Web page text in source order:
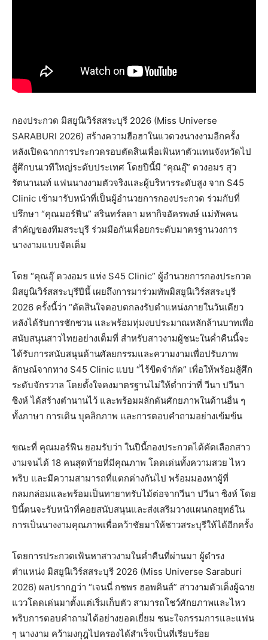
กองประกวด มิสยูนิเวิร์สสระบุรี​ 2026​ (Miss Universe
SARABURI​ 2026) สร้างความฮือฮาในแวดวงนางงามอีกครั้ง
หลังเปิดฉากการประกวดรอบตัดสินเพื่อเฟ้นหาตัวแทนจังหวัดไป
สู้ศึกบนเวทีใหญ่ระดับประเทศ โดยปีนี้มี​ “คุณอุ๊” ดวงอมร​ สุว
รัตนานนท์​ ​แฟนนางงามตัวจริงและผู้บริหารระดับสูง​ จาก S45
Clinic เข้ามารับหน้าที่เป็นผู้อำนวยการกองประกวด​ ร่วมกับที่
ปรึกษา​ “คุณมอร์ฟีน” สรินทร์ลดา มหากิจอัครพงษ์​ แม่ทัพคน
สำคัญของทีมสระบุรี ร่วมมือกันเพื่อยกระดับมาตรฐานวงการ
นางงามแบบจัดเต็ม
โดย “คุณอุ๊ ดวงอมร​ แห่ง​ S45 Clinic” ผู้อำนวยการกองประกวด
มิสยูนิเวิร์สสระบุรี​ปีนี้ เผยถึงการมาร่วมทัพ​มิสยูนิ​เวิร์ส​สระบุรี​
2026​ ครั้งนี้ว่า “ตัดสินใจตอบตกลงรับตำแหน่งภายในวันเดียว
หลังได้รับการชักชวน และพร้อมทุ่มงบประมาณหลักล้านบาทเพื่อ
สนับสนุนสาวไทยอย่างเต็มที่ สำหรับสาวงามผู้ชนะในค่ำคืนนี้จะ
ได้รับการสนับสนุนด้านศัลยกรรมและความงามเพื่อปรับภาพ
ลักษณ์จากทาง S45 Clinic แบบ “ไร้ขีดจำกัด” เพื่อให้พร้อมสู้ศึก
ระดับจักรวาล โดยตั้งใจคงมาตรฐานไม่ให้ต่ำกว่าที่​ วีนา​ ปวีนา​
ซิงห์​ ได้สร้างตำนานไว้ และพร้อมผลักดันศักยภาพในด้านอื่น ๆ
ทั้งภาษา การเดิน บุคลิกภาพ และการตอบคำถามอย่างเข้มข้น
ขณะที่​ ​คุณมอร์ฟีน ยอมรับว่า ในปีนี้กองประกวดได้คัดเลือกสาว
งามจนได้ 18 คนสุดท้ายที่มีคุณภาพ โดดเด่นทั้งความสวย ไหว
พริบ และมีความสามารถที่แตกต่างกันไป พร้อมมองหาผู้ที่
กลมกล่อมและพร้อมเป็นทายาทรับไม้ต่อจากวีนา​ ​ปวีนา​ ซิงห์​ ​โดย
ปีนี้ตนจะรับหน้าที่​คอย​สนับสนุนและส่งเสริมวางแผนกลยุทธ์​ใน
การ​เป็นนางงามคุณภาพ​เพื่อคว้าชัยมาให้ชาวสระบุรีให้ได้อีกครั้ง​
​โดยการประกวดเฟ้นหาสาวงามในค่ำคืนที่ผ่านมา​ ผู้ดำรง
ตำแหน่ง มิสยูนิเวิร์สสระบุรี 2026 (Miss Universe Saraburi
2026) ผลปรากฏว่า “เจนนี่​ กชพร​ ฮอพคินส์” สาวงามตัวเต็งผู้ฉาย
แววโดดเด่นมาตั้งแต่เริ่มเก็บตัว สามารถโชว์ศักยภาพและไหว
พริบการตอบคำถามได้อย่างยอดเยี่ยม ชนะใจกรรมการและแฟน
ๆ นางงาม คว้ามงกุฎไปครองได้สำเร็จเป็นที่เรียบร้อย